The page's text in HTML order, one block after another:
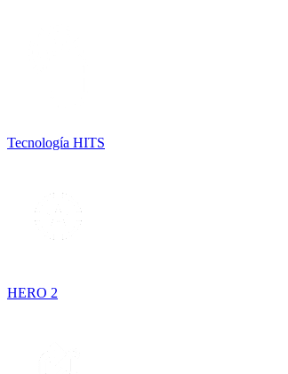
Tecnología HITS
HERO 2